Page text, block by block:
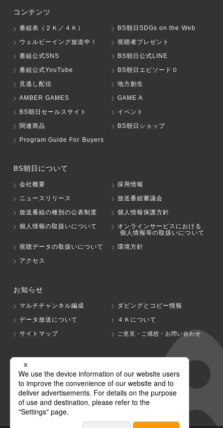
コンテンツ
番組表（２Ｋ／４Ｋ）
BS朝日SDGs on the Web
ウェルビーイング放送中！
視聴者プレゼント
番組公式SNS
BS朝日公式LINE
番組公式YouTube
BS朝日エピソード０
見逃し配信
地方創生
AMBER GAMES
GAME A
BS朝日セールスサイト
イベント
関連商品
BS朝日ショップ
Program Guide For Buyers
BS朝日について
会社概要
採用情報
ニュースリリース
放送番組審議会
放送番組の種別の公表制度
個人情報保護方針
個人情報の取扱いについて
オンラインサービスにおける
個人情報等の取扱いについて
視聴データの取扱いについて
環境方針
アクセス
お知らせ
マルチチャンネル編成
ダビングとコピー情報
データ放送について
４Ｋについて
サイトマップ
ご意見・ご感想・お問い合わせ
グループ会社
テレビ朝日 テレ朝チャンネル